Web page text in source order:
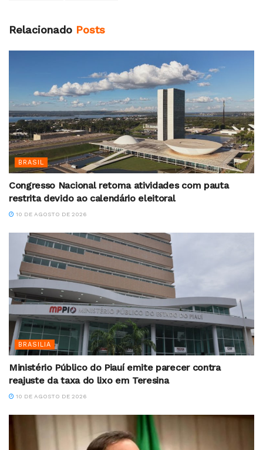
Relacionado Posts
BRASIL
Congresso Nacional retoma atividades com pauta
restrita devido ao calendário eleitoral
10 DE AGOSTO DE 2026
BRASILIA
Ministério Público do Piauí emite parecer contra
reajuste da taxa do lixo em Teresina
10 DE AGOSTO DE 2026